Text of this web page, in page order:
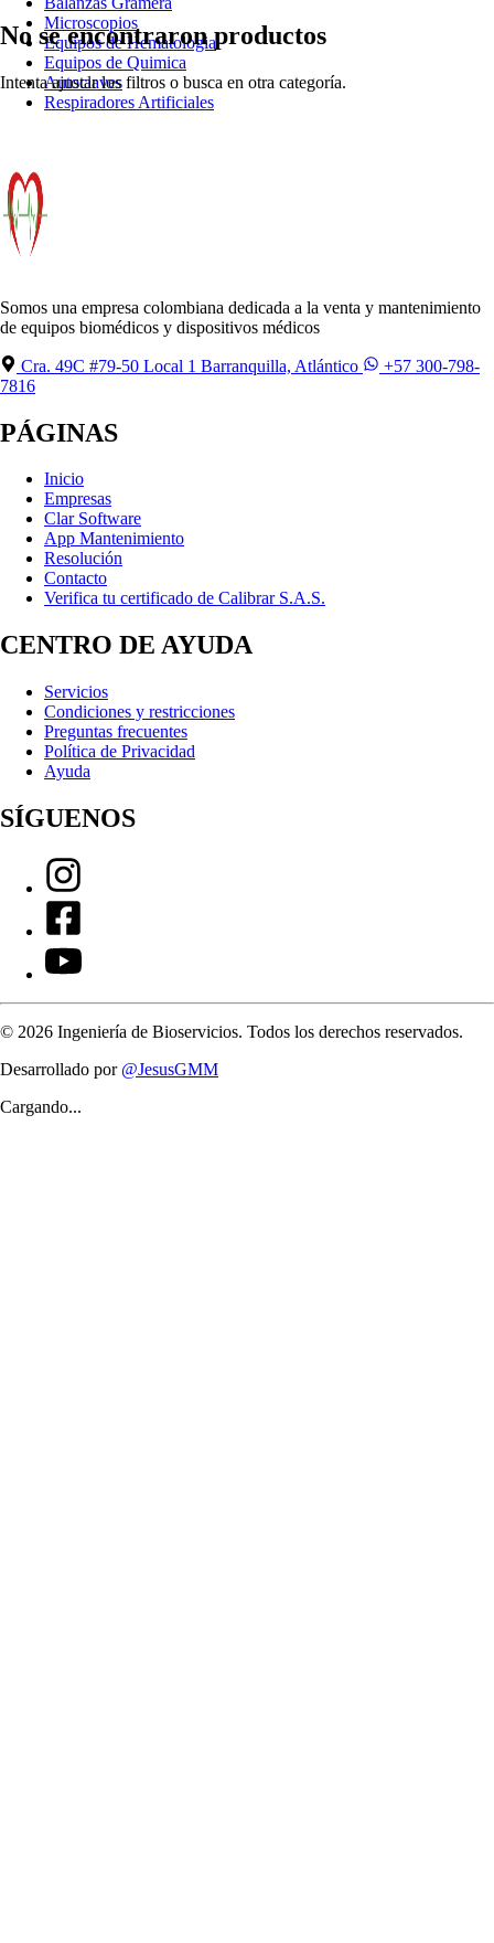
Microscopios
Equipos de Hematologia
Equipos de Quimica
Autoclaves
Respiradores Artificiales
No se encontraron productos
Intenta ajustar los filtros o busca en otra categoría.
Somos una empresa colombiana dedicada a la venta y mantenimiento
de equipos biomédicos y dispositivos médicos
Cra. 49C #79-50 Local 1 Barranquilla, Atlántico
+57 300-798-
7816
PÁGINAS
Inicio
Empresas
Clar Software
App Mantenimiento
Resolución
Contacto
Verifica tu certificado de Calibrar S.A.S.
CENTRO DE AYUDA
Servicios
Condiciones y restricciones
Preguntas frecuentes
Política de Privacidad
Ayuda
SÍGUENOS
© 2026 Ingeniería de Bioservicios. Todos los derechos reservados.
Desarrollado por @JesusGMM
Cargando...